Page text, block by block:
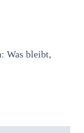
Was bleibt,